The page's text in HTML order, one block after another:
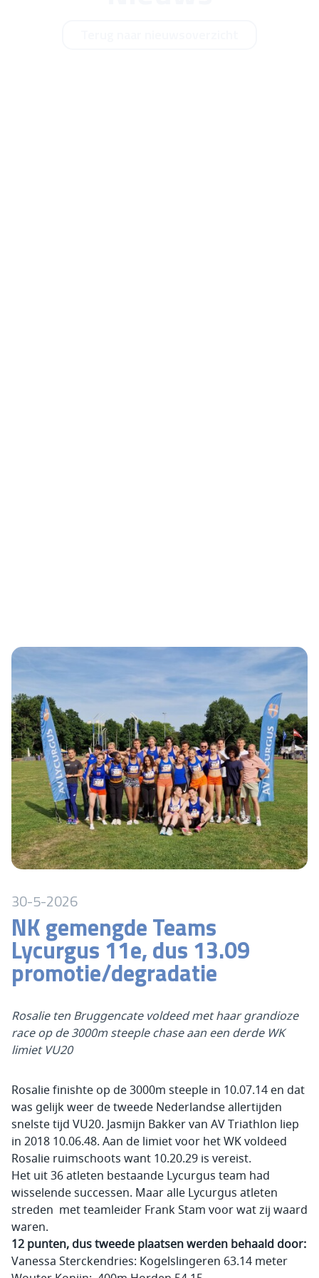
30-5-2026
NK gemengde Teams
Lycurgus 11e, dus 13.09
promotie/degradatie
Rosalie ten Bruggencate voldeed met haar grandioze
race op de 3000m steeple chase aan een derde WK
limiet VU20
Rosalie finishte op de 3000m steeple in 10.07.14 en dat
was gelijk weer de tweede Nederlandse allertijden
snelste tijd VU20. Jasmijn Bakker van AV Triathlon liep
in 2018 10.06.48. Aan de limiet voor het WK voldeed
Rosalie ruimschoots want 10.20.29 is vereist.
Het uit 36 atleten bestaande Lycurgus team had
wisselende successen. Maar alle Lycurgus atleten
streden met teamleider Frank Stam voor wat zij waard
waren.
12 punten, dus tweede plaatsen werden behaald door:
Vanessa Sterckendries: Kogelslingeren 63.14 meter